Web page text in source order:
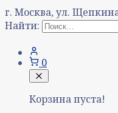
г. Москва, ул.
Найти:
0
Корзина пуста!